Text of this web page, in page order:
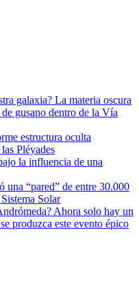
galaxia? La materia oscura
gusano dentro de la Vía
estructura oculta
Pléyades
la influencia de una
una “pared” de entre 30.000
Solar
Ahora solo hay un
produzca este evento épico